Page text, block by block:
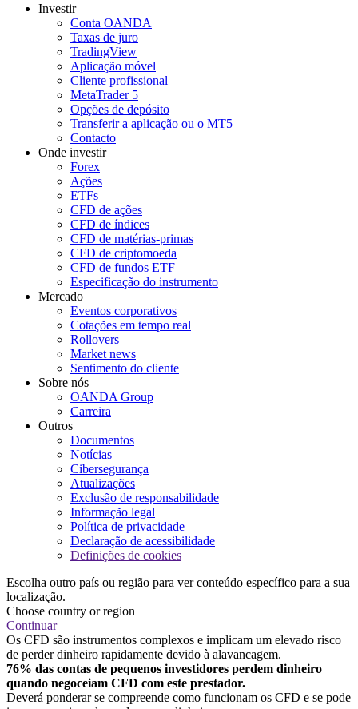
Investir
Conta OANDA
Taxas de juro
TradingView
Aplicação móvel
Cliente profissional
MetaTrader 5
Opções de depósito
Transferir a aplicação ou o MT5
Contacto
Onde investir
Forex
Ações
ETFs
CFD de ações
CFD de índices
CFD de matérias-primas
CFD de criptomoeda
CFD de fundos ETF
Especificação do instrumento
Mercado
Eventos corporativos
Cotações em tempo real
Rollovers
Market news
Sentimento do cliente
Sobre nós
OANDA Group
Carreira
Outros
Documentos
Notícias
Cibersegurança
Atualizações
Exclusão de responsabilidade
Informação legal
Política de privacidade
Declaração de acessibilidade
Definições de cookies
Escolha outro país ou região para ver conteúdo específico para a sua
localização.
Choose country or region
Continuar
Os CFD são instrumentos complexos e implicam um elevado risco
de perder dinheiro rapidamente devido à alavancagem.
76% das contas de pequenos investidores perdem dinheiro
quando negoceiam CFD com este prestador.
Deverá ponderar se compreende como funcionam os CFD e se pode